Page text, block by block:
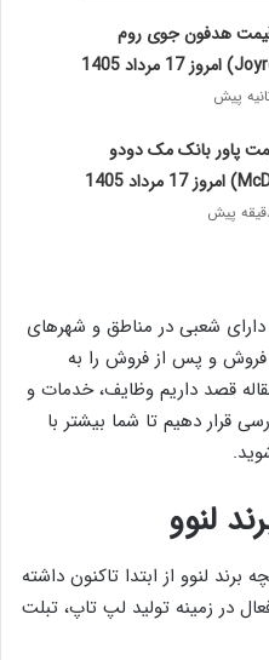
هدفون جوی روم
پاور بانک مک دودو
شعبی در مناطق و شهر‌های
و پس از فروش را به
قصد داریم وظایف، خدمات و
قرار دهیم تا شما بیشتر با
لنوو
برند لنوو از ابتدا تاکنون داشته
در زمینه تولید لپ تاپ، تبلت